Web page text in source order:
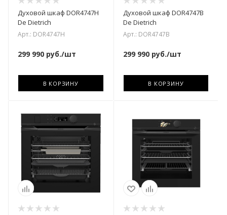
Духовой шкаф DOR4747H
De Dietrich
Арт.: DOR4747H
299 990 руб./шт
В КОРЗИНУ
Духовой шкаф DOR4747B
De Dietrich
Арт.: DOR4747B
299 990руб./шт
В КОРЗИНУ